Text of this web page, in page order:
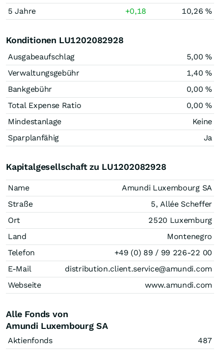
5 Jahre
+0,18 10,26 %
Konditionen LU1202082928
Ausgabeaufschlag
5,00 %
Verwaltungsgebühr
1,40 %
Bankgebühr
0,00 %
Total Expense Ratio
0,00 %
Mindestanlage
Keine
Sparplanfähig
Ja
Kapitalgesellschaft zu LU1202082928
Name
Amundi Luxembourg SA
Straße
5, Allée Scheffer
Ort
2520 Luxemburg
Land
Montenegro
Telefon
+49 (0) 89 / 99 226-22 00
E-Mail
distribution.client.service@amundi.com
Webseite
www.amundi.com
Alle Fonds von
Amundi Luxembourg SA
Aktienfonds
487